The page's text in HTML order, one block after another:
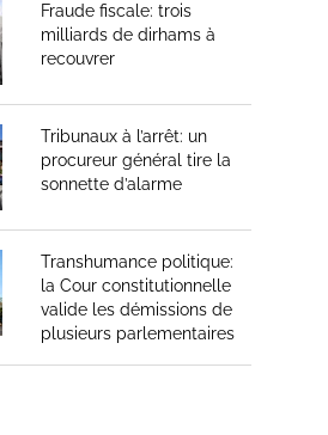
Fraude fiscale: trois
milliards de dirhams à
recouvrer
Tribunaux à l’arrêt: un
procureur général tire la
sonnette d’alarme
Transhumance politique:
la Cour constitutionnelle
valide les démissions de
plusieurs parlementaires